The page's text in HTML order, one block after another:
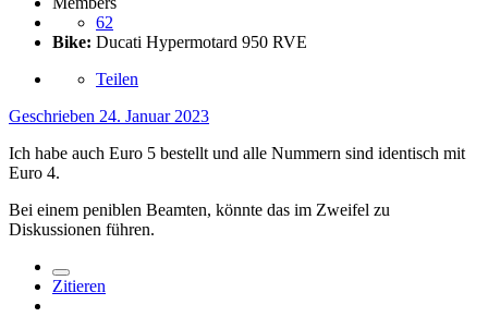
62
Bike: Ducati Hypermotard 950 RVE
Teilen
Geschrieben 24. Januar 2023
Ich habe auch Euro 5 bestellt und alle Nummern sind identisch mit
Euro 4.
Bei einem peniblen Beamten, könnte das im Zweifel zu
Diskussionen führen.
Zitieren